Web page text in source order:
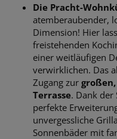
Die Pracht-
atemberaubender,
Dimension! Hier
freistehenden
einer weitläufigen
verwirklichen. Das
Zugang zur
Terrasse. Dank der
perfekte
unvergessliche
Sonnenbäder mit